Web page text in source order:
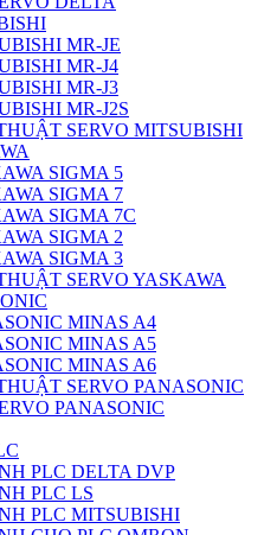
MR-JE
MR-J4
MR-J3
MR-J2S
SERVO MITSUBISHI
SIGMA 5
SIGMA 7
SIGMA 7C
SIGMA 2
SIGMA 3
SERVO YASKAWA
MINAS A4
MINAS A5
MINAS A6
SERVO PANASONIC
PANASONIC
PLC DELTA DVP
PLC LS
PLC MITSUBISHI